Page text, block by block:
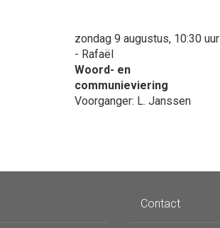
zondag 9 augustus, 10:30 uur
- Rafaël
Woord- en
communieviering
Voorganger: L. Janssen
Contact